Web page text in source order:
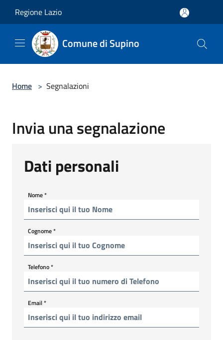
Regione Lazio
Comune di Supino
Home > Segnalazioni
Invia una segnalazione
Dati personali
Nome*
Cognome*
Telefono*
Email*